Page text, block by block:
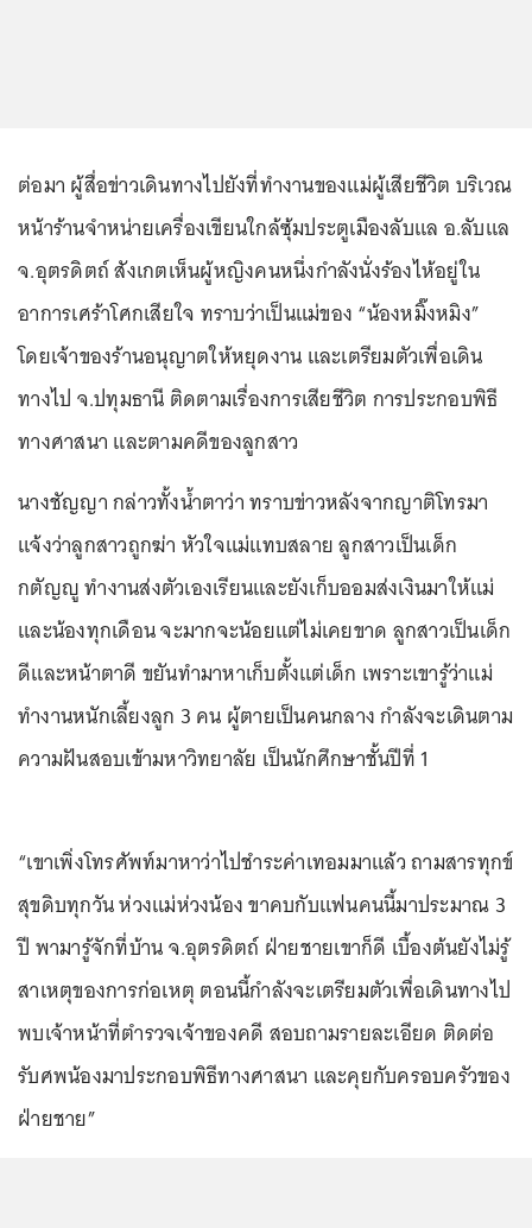
ต่อมา ผู้สื่อข่าวเดินทางไปยังที่ทำงานของแม่ผู้เสียชีวิต บริเวณ
หน้าร้านจำหน่ายเครื่องเขียนใกล้ซุ้มประตูเมืองลับแล อ.ลับแล
จ.อุตรดิตถ์ สังเกตเห็นผู้หญิงคนหนึ่งกำลังนั่งร้องไห้อยู่ใน
อาการเศร้าโศกเสียใจ ทราบว่าเป็นแม่ของ “น้องหมิ๊งหมิง”
โดยเจ้าของร้านอนุญาตให้หยุดงาน และเตรียมตัวเพื่อเดิน
ทางไป จ.ปทุมธานี ติดตามเรื่องการเสียชีวิต การประกอบพิธี
ทางศาสนา และตามคดีของลูกสาว
นางชัญญา กล่าวทั้งน้ำตาว่า ทราบข่าวหลังจากญาติโทรมา
แจ้งว่าลูกสาวถูกฆ่า หัวใจแม่แทบสลาย ลูกสาวเป็นเด็ก
กตัญญู ทำงานส่งตัวเองเรียนและยังเก็บออมส่งเงินมาให้แม่
และน้องทุกเดือน จะมากจะน้อยแต่ไม่เคยขาด ลูกสาวเป็นเด็ก
ดีและหน้าตาดี ขยันทำมาหาเก็บตั้งแต่เด็ก เพราะเขารู้ว่าแม่
ทำงานหนักเลี้ยงลูก 3 คน ผู้ตายเป็นคนกลาง กำลังจะเดินตาม
ความฝันสอบเข้ามหาวิทยาลัย เป็นนักศึกษาชั้นปีที่ 1
“เขาเพิ่งโทรศัพท์มาหาว่าไปชำระค่าเทอมมาแล้ว ถามสารทุกข์
สุขดิบทุกวัน ห่วงแม่ห่วงน้อง ขาคบกับแฟนคนนี้มาประมาณ 3
ปี พามารู้จักที่บ้าน จ.อุตรดิตถ์ ฝ่ายชายเขาก็ดี เบื้องต้นยังไม่รู้
สาเหตุของการก่อเหตุ ตอนนี้กำลังจะเตรียมตัวเพื่อเดินทางไป
พบเจ้าหน้าที่ตำรวจเจ้าของคดี สอบถามรายละเอียด ติดต่อ
รับศพน้องมาประกอบพิธีทางศาสนา และคุยกับครอบครัวของ
ฝ่ายชาย”